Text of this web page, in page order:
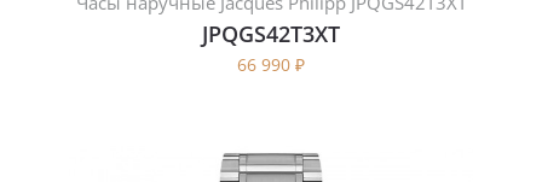
JPQGS42T3XT
66 990 ₽